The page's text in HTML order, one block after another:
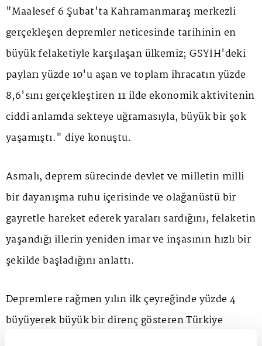
"Maalesef 6 Şubat'ta Kahramanmaraş merkezli
gerçekleşen depremler neticesinde tarihinin en
büyük felaketiyle karşılaşan ülkemiz; GSYİH'deki
payları yüzde 10'u aşan ve toplam ihracatın yüzde
8,6'sını gerçekleştiren 11 ilde ekonomik aktivitenin
ciddi anlamda sekteye uğramasıyla, büyük bir şok
yaşamıştı." diye konuştu.
Asmalı, deprem sürecinde devlet ve milletin milli
bir dayanışma ruhu içerisinde ve olağanüstü bir
gayretle hareket ederek yaraları sardığını, felaketin
yaşandığı illerin yeniden imar ve inşasının hızlı bir
şekilde başladığını anlattı.
Depremlere rağmen yılın ilk çeyreğinde yüzde 4
büyüyerek büyük bir direnç gösteren Türkiye